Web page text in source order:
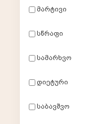
მარტივი
სწრაფი
სამარხვო
დიეტური
საბავშვო